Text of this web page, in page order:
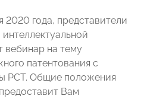
2020 года, представители
вебинар на тему
патентования с
РСТ. Общие положения
Вам